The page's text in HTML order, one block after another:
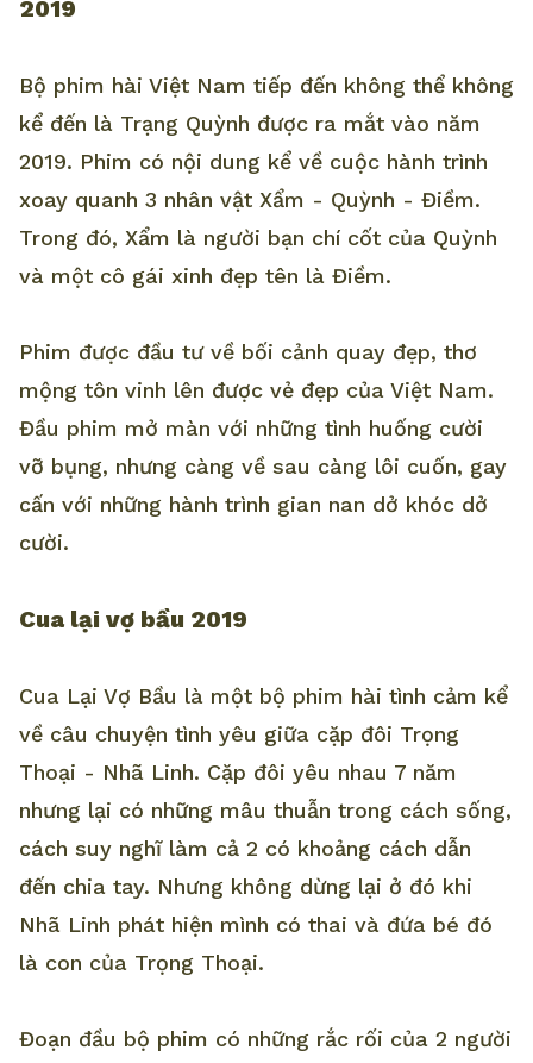
2019
Bộ phim hài Việt Nam tiếp đến không thể không
kể đến là Trạng Quỳnh được ra mắt vào năm
2019. Phim có nội dung kể về cuộc hành trình
xoay quanh 3 nhân vật Xẩm - Quỳnh - Điềm.
Trong đó, Xẩm là người bạn chí cốt của Quỳnh
và một cô gái xinh đẹp tên là Điềm.
Phim được đầu tư về bối cảnh quay đẹp, thơ
mộng tôn vinh lên được vẻ đẹp của Việt Nam.
Đầu phim mở màn với những tình huống cười
vỡ bụng, nhưng càng về sau càng lôi cuốn, gay
cấn với những hành trình gian nan dở khóc dở
cười.
Cua lại vợ bầu 2019
Cua Lại Vợ Bầu là một bộ phim hài tình cảm kể
về câu chuyện tình yêu giữa cặp đôi Trọng
Thoại - Nhã Linh. Cặp đôi yêu nhau 7 năm
nhưng lại có những mâu thuẫn trong cách sống,
cách suy nghĩ làm cả 2 có khoảng cách dẫn
đến chia tay. Nhưng không dừng lại ở đó khi
Nhã Linh phát hiện mình có thai và đứa bé đó
là con của Trọng Thoại.
Đoạn đầu bộ phim có những rắc rối của 2 người